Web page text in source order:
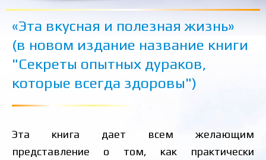
«Эта вкусная и полезная жизнь»
(в новом издание название книги
"Секреты опытных дураков,
которые всегда здоровы")
Эта книга дает всем желающим
представление о том, как практически